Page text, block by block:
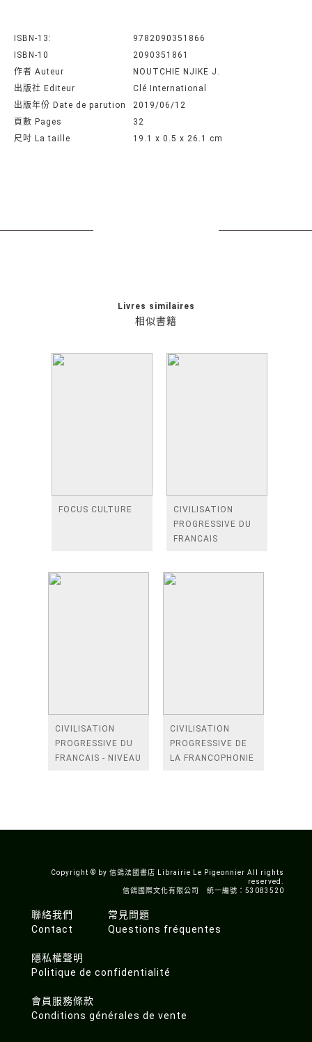
ISBN-13:
9782090351866
ISBN-10
2090351861
作者 Auteur
NOUTCHIE NJIKE J.
出版社 Editeur
Clé International
出版年份 Date de parution
2019/06/12
頁數 Pages
32
尺吋 La taille
19.1 x 0.5 x 26.1 cm
相似書籍
Livres similaires
FOCUS CULTURE
CIVILISATION
PROGRESSIVE DU
FRANCAIS
EDITION 解答本
CIVILISATION
PROGRESSIVE DU
FRANCAIS - NIVEAU
CIVILISATION
PROGRESSIVE DE
LA FRANCOPHONIE
Copyright © by 信鴿法國書店 Librairie Le Pigeonnier All rights
reserved.
信鴿國際文化有限公司 統一編號：53083520
聯絡我們
Contact
常見問題
Questions fréquentes
隱私權聲明
Politique de confidentialité
會員服務條款
Conditions générales de vente